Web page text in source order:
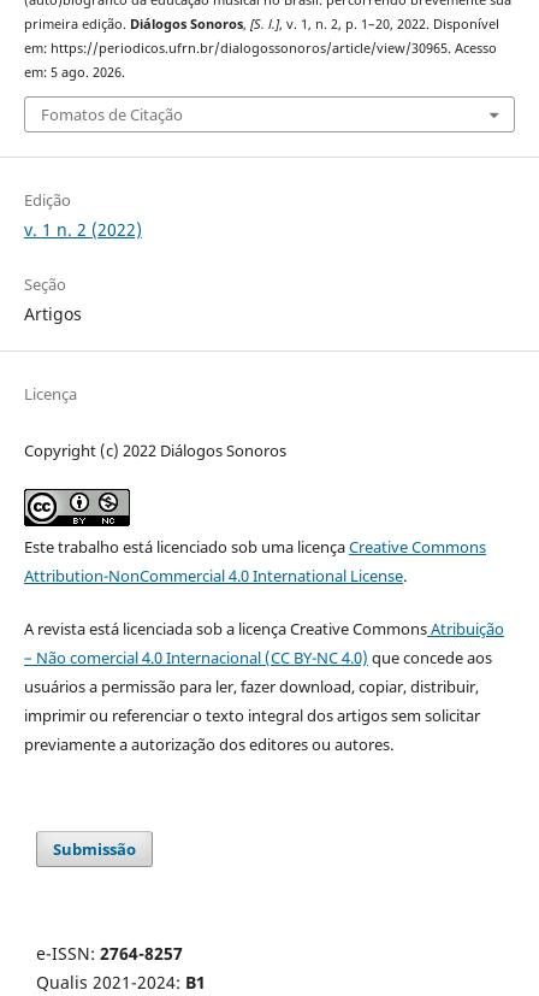
primeira edição. Diálogos Sonoros, [S. l.], v. 1, n. 2, p. 1–20, 2022. Disponível
em: https://periodicos.ufrn.br/dialogossonoros/article/view/30965. Acesso
em: 5 ago. 2026.
Fomatos de Citação
Edição
v. 1 n. 2 (2022)
Seção
Artigos
Licença
Copyright (c) 2022 Diálogos Sonoros
Este trabalho está licenciado sob uma licençaCreative Commons
Attribution-NonCommercial 4.0 International License.
A revista está licenciada sob a licença Creative CommonsAtribuição
– Não comercial 4.0 Internacional (CC BY-NC 4.0) que concede aos
usuários a permissão para ler, fazer download, copiar, distribuir,
imprimir ou referenciar o texto integral dos artigos sem solicitar
previamente a autorização dos editores ou autores.
Submissão
e-ISSN: 2764-8257
Qualis 2021-2024: B1